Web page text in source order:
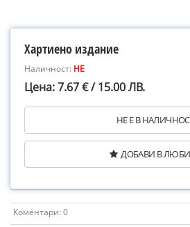
Хартиено издание
Наличност: НЕ
Цена: 7.67 € / 15.00 ЛВ.
НЕ Е В
ДОБАВИ В
Коментари: 0